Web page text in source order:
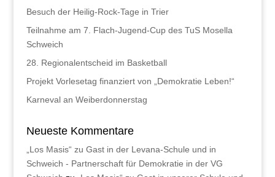
Besuch der Heilig-Rock-Tage in Trier
Teilnahme am 7. Flach-Jugend-Cup des TuS Mosella
Schweich
28. Regionalentscheid im Basketball
Projekt Vorlesetag finanziert von „Demokratie Leben!“
Karneval an Weiberdonnerstag
Neueste Kommentare
„Los Masis“ zu Gast in der Levana-Schule und in
Schweich - Partnerschaft für Demokratie in der VG